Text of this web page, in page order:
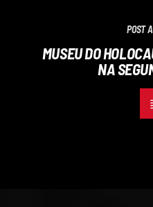
POST
MUSEU DO
NA